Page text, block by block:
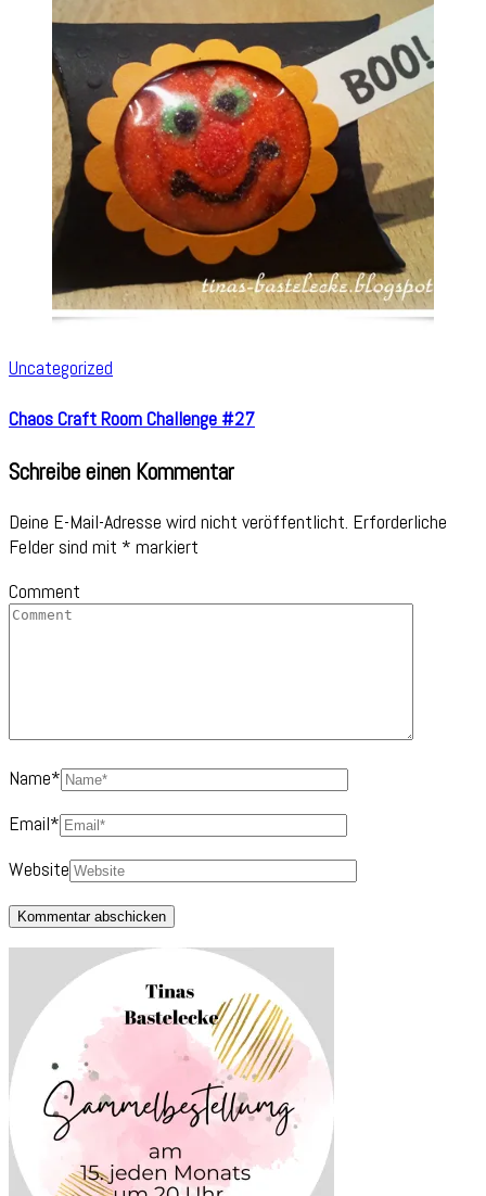
Uncategorized
Chaos Craft Room Challenge #27
Schreibe einen Kommentar
Deine E-Mail-Adresse wird nicht veröffentlicht. Erforderliche
Felder sind mit * markiert
Comment
Name*
Email*
Website